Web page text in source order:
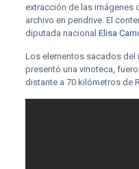
extracción de las imágenes
archivo en pendrive. El
diputada nacional Elisa
Los elementos sacados del
presentó una vinoteca,
distante a 70 kilómetros de